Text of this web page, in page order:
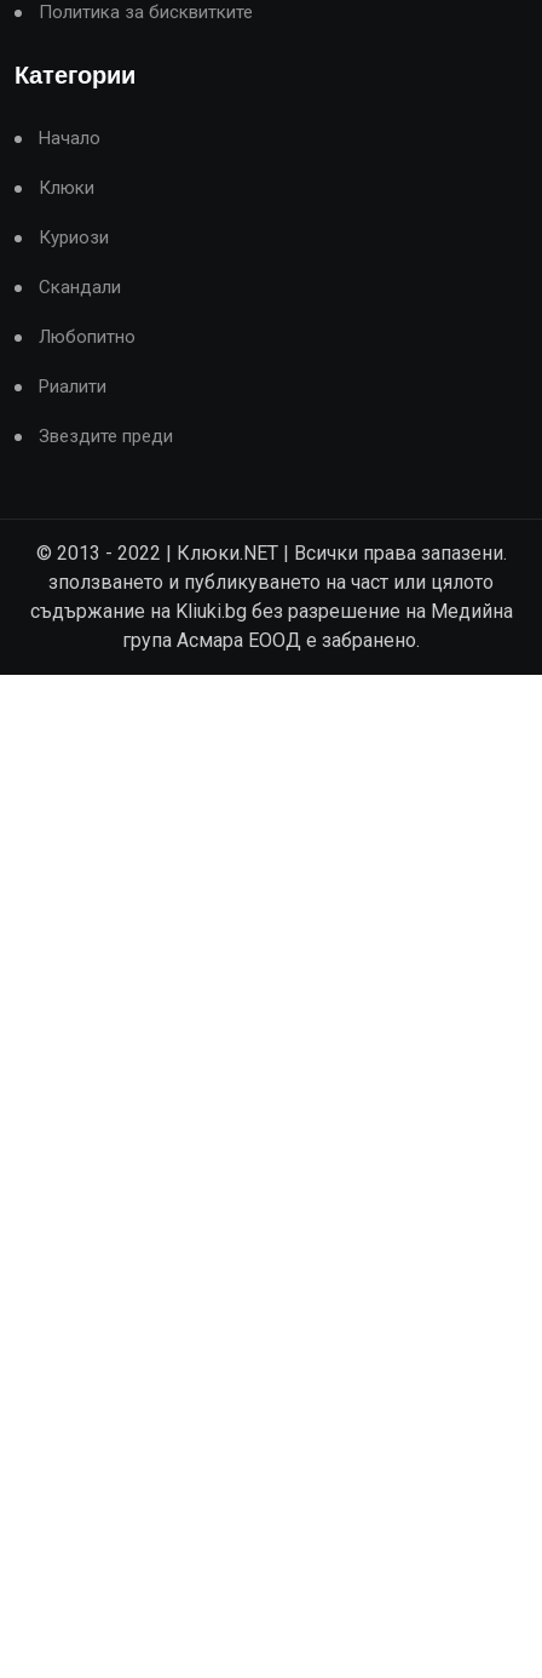
Политика за бисквитките
Категории
Начало
Клюки
Куриози
Скандали
Любопитно
Риалити
Звездите преди
© 2013 - 2022 | Клюки.NET | Всички права запазени.
зползването и публикуването на част или цялото
съдържание на Kliuki.bg без разрешение на Медийна
група Асмара ЕООД е забранено.